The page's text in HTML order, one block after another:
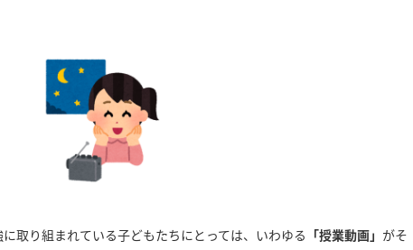
取り組まれている子どもたちにとっては、いわゆる 「授業動画」 がそ